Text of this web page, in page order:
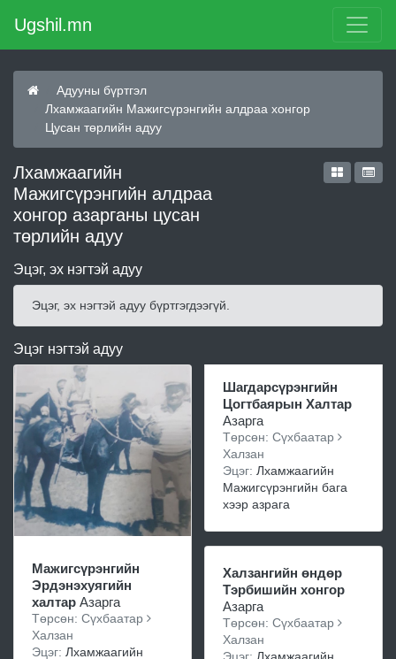
Ugshil.mn
Адууны бүртгэл
Лхамжаагийн Мажигсүрэнгийн алдраа хонгор
Цусан төрлийн адуу
Лхамжаагийн
Мажигсүрэнгийн алдраа
хонгор азарганы цусан
төрлийн адуу
Эцэг, эх нэгтэй адуу
Эцэг, эх нэгтэй адуу бүртгэгдээгүй.
Эцэг нэгтэй адуу
Мажигсүрэнгийн
Эрдэнэхуягийн
халтар Азарга
Төрсөн: Сүхбаатар
Халзан
Эцэг: Лхамжаагийн
Шагдарсүрэнгийн
Цогтбаярын Халтар
Азарга
Төрсөн: Сүхбаатар
Халзан
Эцэг: Лхамжаагийн
Мажигсүрэнгийн бага
хээр азрага
Халзангийн өндөр
Тэрбишийн хонгор
Азарга
Төрсөн: Сүхбаатар
Халзан